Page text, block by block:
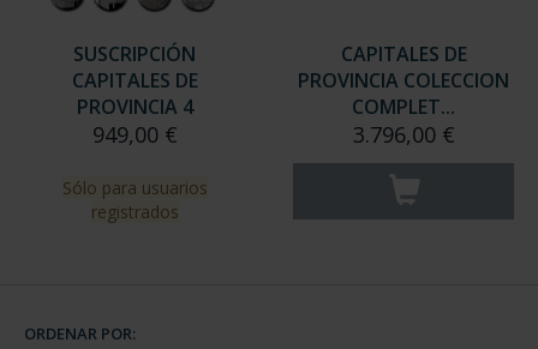
SUSCRIPCIÓN
CAPITALES DE
PROVINCIA 4
949,00 €
Sólo para usuarios
registrados
CAPITALES DE
PROVINCIA COLECCION
COMPLET...
3.796,00 €
ORDENAR POR: